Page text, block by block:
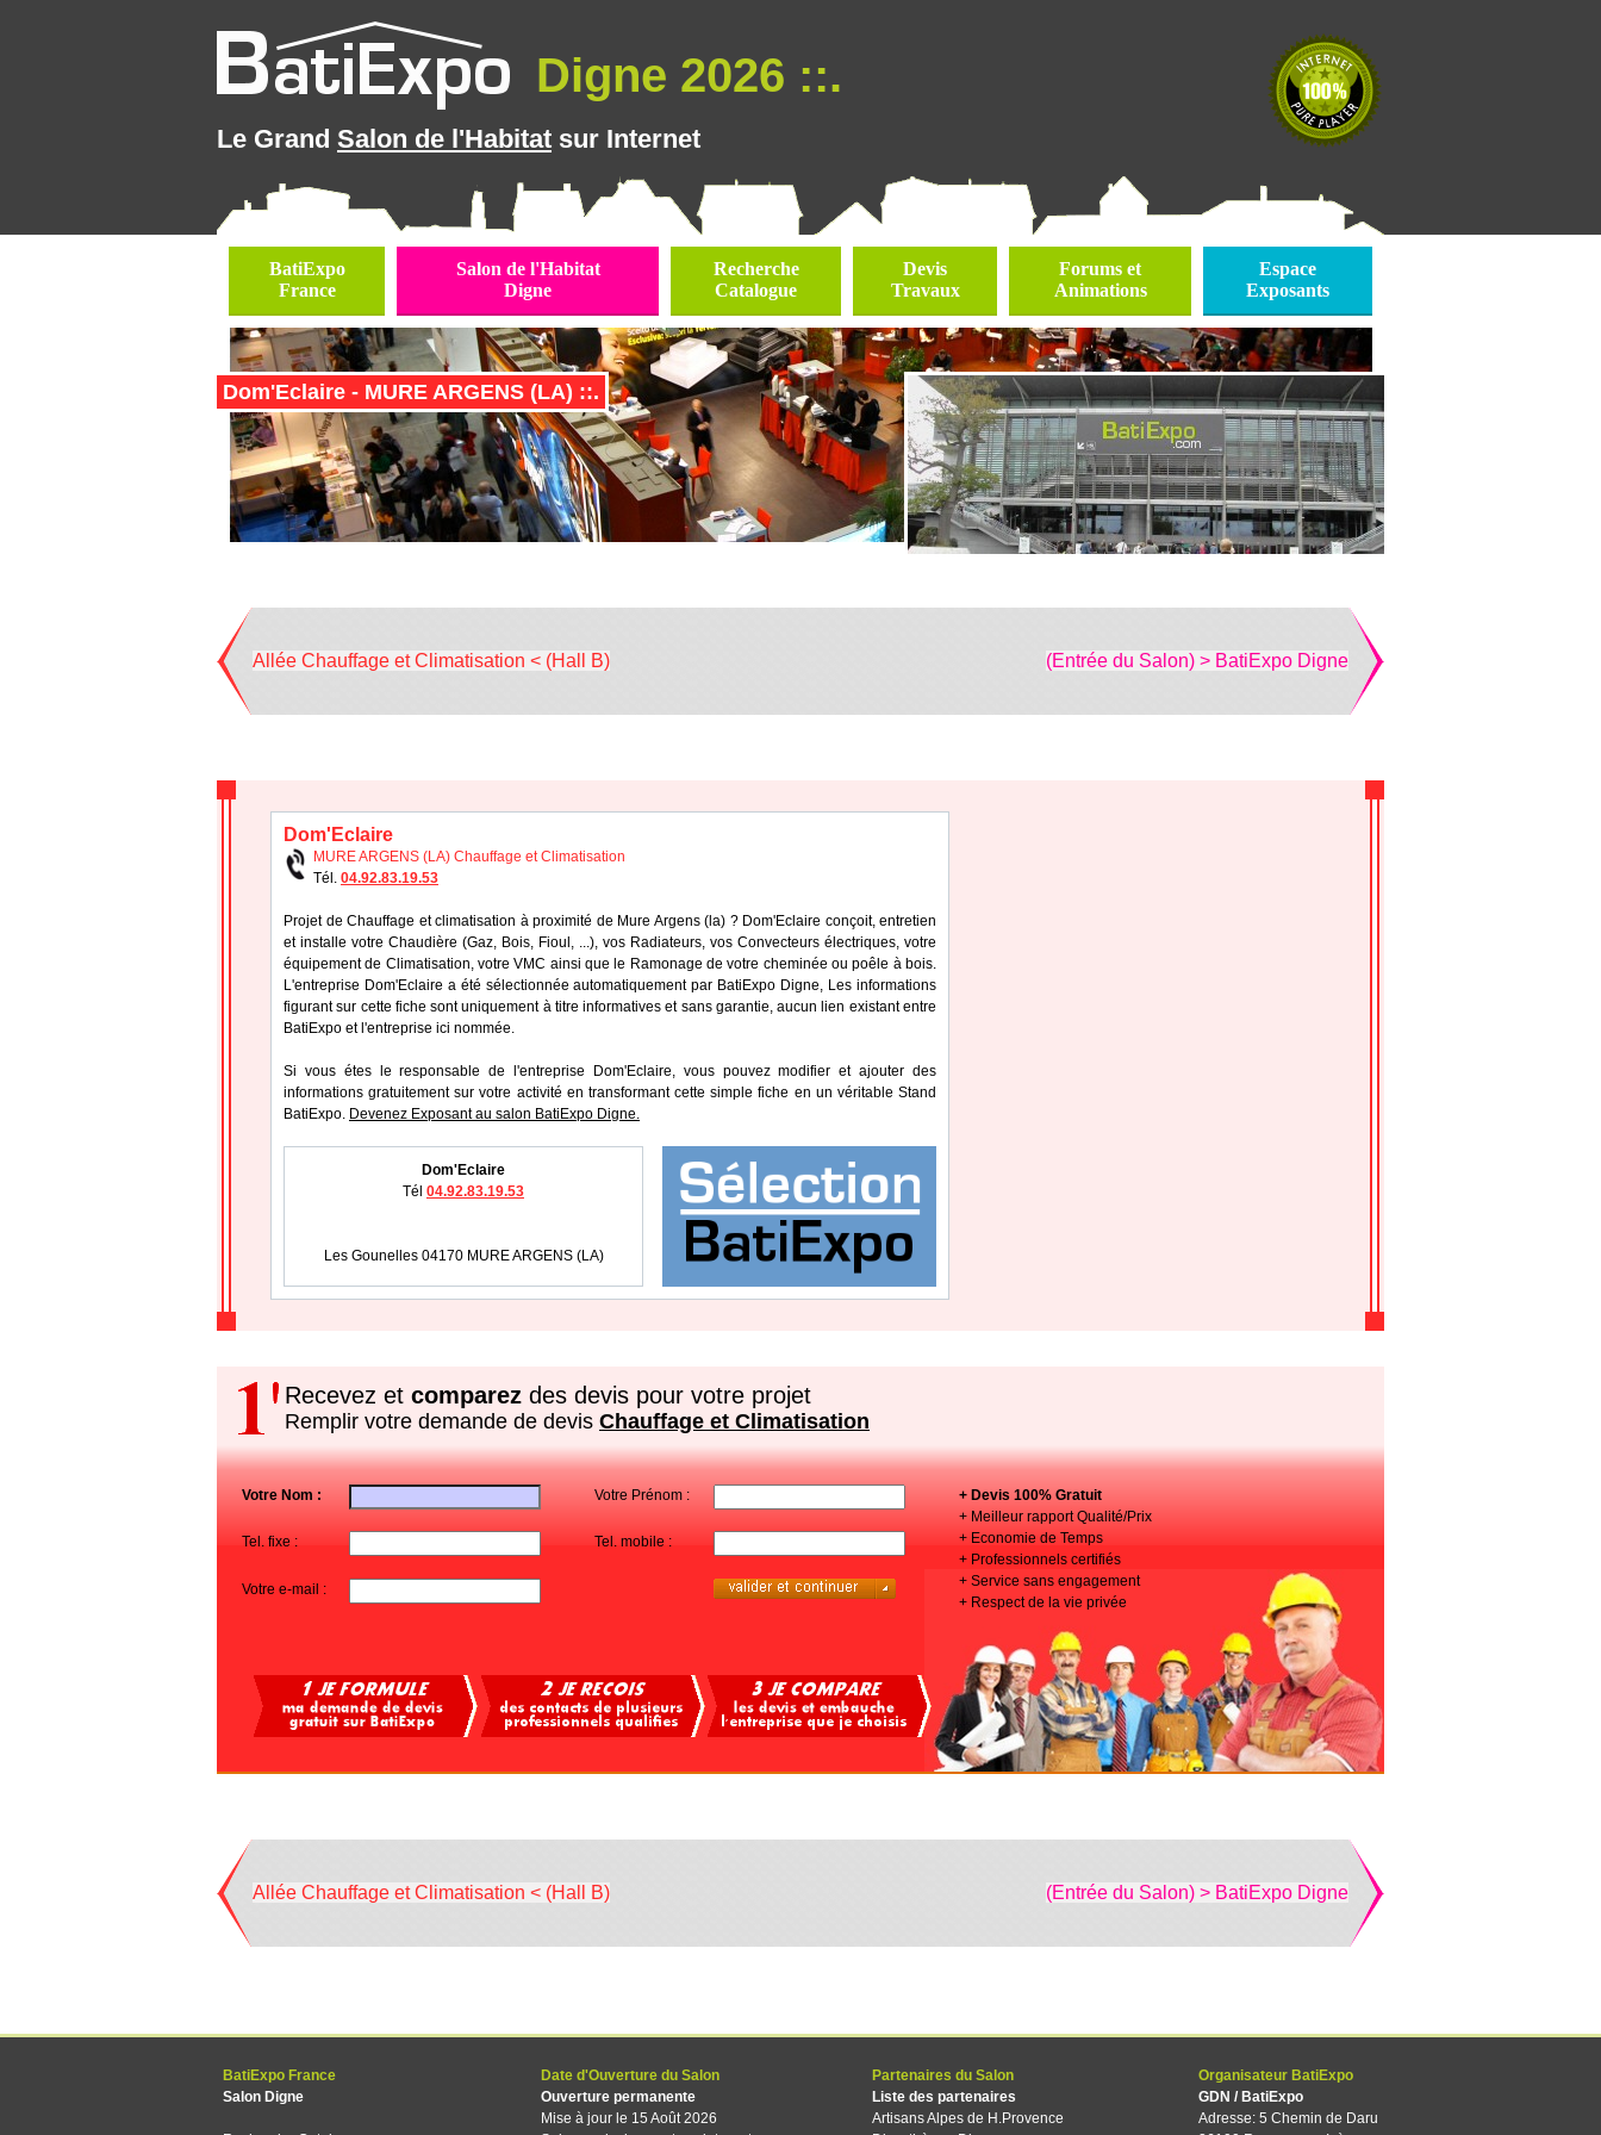
Digne 2026 ::.
Le Grand Salon de l'Habitat sur Internet
BatiExpo
France
Salon de l'Habitat
Digne
Recherche
Catalogue
Devis
Travaux
Forums et
Animations
Espace
Exposants
Dom'Eclaire - MURE ARGENS (LA) ::.
Allée Chauffage et Climatisation < (Hall B) (Entrée du Salon) > BatiExpo Digne
Dom'Eclaire
MURE ARGENS (LA) Chauffage et Climatisation
Tél. 04.92.83.19.53
Projet de Chauffage et climatisation à proximité de Mure Argens (la) ? Dom'Eclaire conçoit, entretien
et installe votre Chaudière (Gaz, Bois, Fioul, ...), vos Radiateurs, vos Convecteurs électriques, votre
équipement de Climatisation, votre VMC ainsi que le Ramonage de votre cheminée ou poêle à bois.
L'entreprise Dom'Eclaire a été sélectionnée automatiquement par BatiExpo Digne, Les informations
figurant sur cette fiche sont uniquement à titre informatives et sans garantie, aucun lien existant entre
BatiExpo et l'entreprise ici nommée.
Si vous étes le responsable de l'entreprise Dom'Eclaire, vous pouvez modifier et ajouter des
informations gratuitement sur votre activité en transformant cette simple fiche en un véritable Stand
BatiExpo. Devenez Exposant au salon BatiExpo Digne.
Dom'Eclaire
Tél 04.92.83.19.53
Les Gounelles 04170 MURE ARGENS (LA)
Recevez et comparez des devis pour votre projet
Remplir votre demande de devis Chauffage et Climatisation
Votre Nom : Votre Prénom :
+ Devis 100% Gratuit
+ Meilleur rapport Qualité/Prix
+ Economie de Temps
+ Professionnels certifiés
+ Service sans engagement
+ Respect de la vie privée
Tel. fixe : Tel. mobile :
Votre e-mail :
Allée Chauffage et Climatisation < (Hall B) (Entrée du Salon) > BatiExpo Digne
BatiExpo France
Salon Digne
Date d'Ouverture du Salon
Ouverture permanente
Mise à jour le 15 Août 2026
Partenaires du Salon
Liste des partenaires
Artisans Alpes de H.Provence
Organisateur BatiExpo
GDN / BatiExpo
Adresse: 5 Chemin de Daru